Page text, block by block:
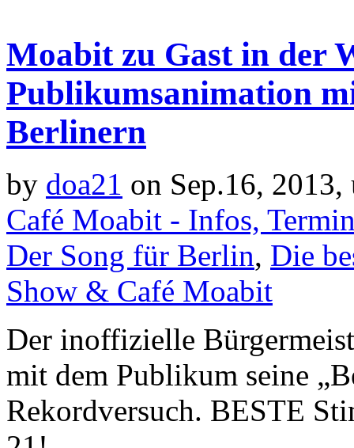
Moabit zu Gast in der
Publikumsanimation
Berlinern
by doa21 on Sep.16,
Café Moabit - Infos,
Der Song für Berlin, Die
Show & Café Moabit
Der inoffizielle
mit dem Publikum seine
Rekordversuch. BESTE